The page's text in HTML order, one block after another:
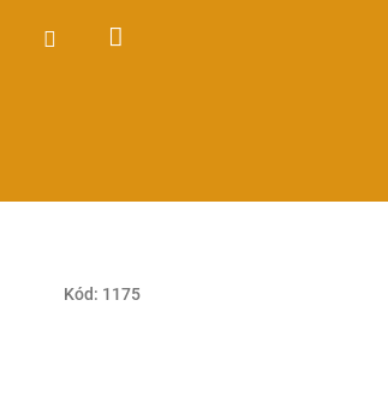
Hledat Přihlášení
Kód: 1175